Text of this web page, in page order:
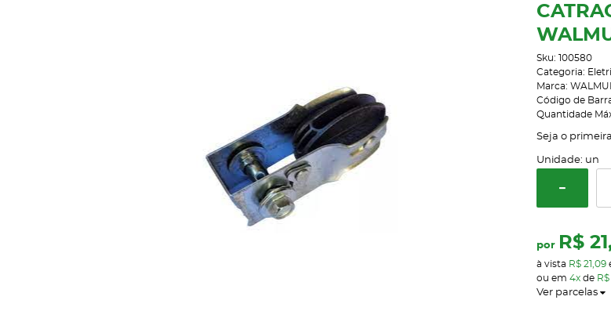
Sku: 100580
Categoria:
Marca:
Código de
Quantidade
Seja o
Unidade: un
por R$
à vista R$ 21,09
ou em 4xde
Ver parcelas